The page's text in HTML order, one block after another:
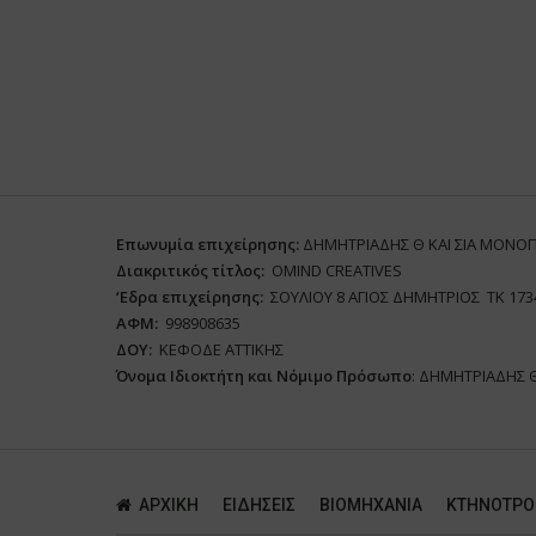
Επωνυμία επιχείρησης: ΔΗΜΗΤΡΙΑΔΗΣ Θ ΚΑΙ ΣΙΑ
Διακριτικός τίτλος: ΟΜΙΝD CREATIVES
‘Eδρα επιχείρησης: ΣΟΥΛΙΟΥ 8 ΑΓΙΟΣ ΔΗΜΗΤΡΙΟΣ ΤΚ
ΑΦΜ: 998908635
ΔΟΥ: ΚΕΦΟΔΕ ΑΤΤΙΚΗΣ
Όνομα Ιδιοκτήτη και Νόμιμο Πρόσωπο: ΔΗΜΗΤΡΙΑΔΗΣ
ΑΡΧΙΚΗ ΕΙΔΗΣΕΙΣ ΒΙΟΜΗΧΑΝΙΑ